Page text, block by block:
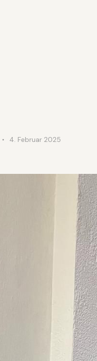
4. Februar 2025